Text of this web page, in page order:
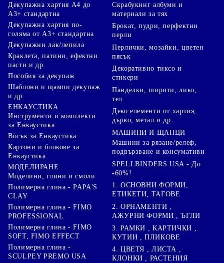
Декупажна хартия А4 до
А3+ стандартна
Декупажна хартия по-
голяма от А3+ стандартна
Декупажни лак/лепила
Краклета, патини, ефектни
пасти и др.
Пособия за декупаж
Шаблони и щампи декупаж
и др.
ЕНКАУСТИКА
Инструменти и комплекти
за Енкаустика
Восък за Енкаустика
Картони и блокове за
Енкаустика
МОДЕЛИРАНЕ
Моделини, глини и смоли
Полимерна глина - PAPA'S
CLAY
Полимерна глина - FIMO
PROFESSIONAL
Полимерна глина - FIMO
SOFT, FIMO EFFECT
Полимерна глина -
SCULPEY PREMO USA
Скрабукинг албуми и
материали за тях
Брокат, пудри, перфектни
перли
Перлички, мозайки, цветен
пясък
Декоративно тиксо и
стикери
Панделки, ширити, лико,
тел
Деко елементи от хартия,
дърво, метал и др.
МАШИНИ И ЩАНЦИ
Машини за рязане/релеф,
подвързване и консумативи
SPELLBINDERS USA - До
-60%!
1. ОСНОВНИ ФОРМИ,
ЕТИКЕТИ, ТАГОВЕ
2. ОРНАМЕНТИ ,
АЖУРНИ ФОРМИ , ЪГЛИ
3. РАМКИ , КАРТИЧКИ ,
КУТИИ , ПЛИКОВЕ
4. ЦВЕТЯ , ЛИСТА ,
КЛОНКИ , РАСТЕНИЯ